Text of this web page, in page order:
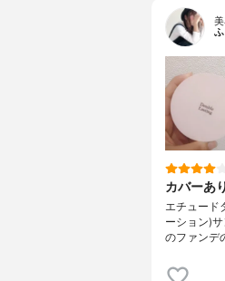
カバーあ
エチュード
ーション)
のファンデ